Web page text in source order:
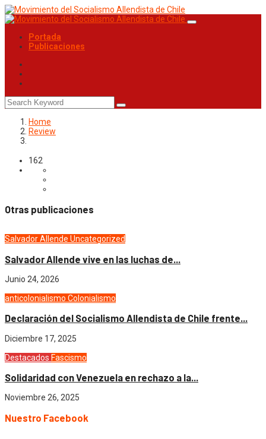
Portada
Publicaciones
Home
Review
162
Otras publicaciones
Salvador Allende Uncategorized
Salvador Allende vive en las luchas de...
Junio 24, 2026
anticolonialismo Colonialismo
Declaración del Socialismo Allendista de Chile frente...
Diciembre 17, 2025
Destacados Fascismo
Solidaridad con Venezuela en rechazo a la...
Noviembre 26, 2025
Nuestro Facebook